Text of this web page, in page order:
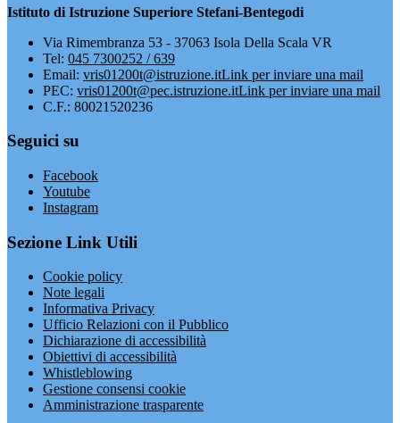
Istituto di Istruzione Superiore Stefani-Bentegodi
Via Rimembranza 53 - 37063 Isola Della Scala VR
Tel: 045 7300252 / 639
Email: vris01200t@istruzione.itLink per inviare una mail
PEC: vris01200t@pec.istruzione.itLink per inviare una mail
C.F.: 80021520236
Seguici su
Facebook
Youtube
Instagram
Sezione Link Utili
Cookie policy
Note legali
Informativa Privacy
Ufficio Relazioni con il Pubblico
Dichiarazione di accessibilità
Obiettivi di accessibilità
Whistleblowing
Gestione consensi cookie
Amministrazione trasparente